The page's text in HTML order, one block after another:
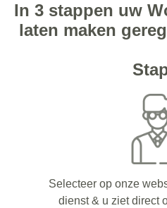
In 3 stappen uw
laten maken
Selecteer op onze
dienst & u ziet direct